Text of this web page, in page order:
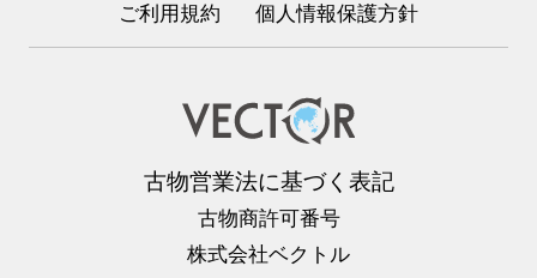
ご利用規約 個人情報保護方針
古物営業法に基づく表記
古物商許可番号
株式会社ベクトル